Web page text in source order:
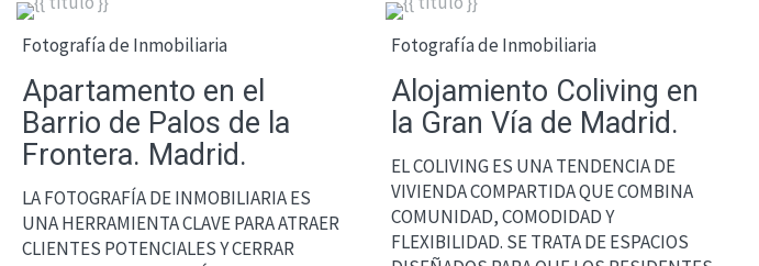
Fotografía de Inmobiliaria
Apartamento en el
Barrio de Palos de la
Frontera. Madrid.
LA FOTOGRAFÍA DE INMOBILIARIA ES
UNA HERRAMIENTA CLAVE PARA ATRAER
CLIENTES POTENCIALES Y CERRAR
Fotografía de Inmobiliaria
Alojamiento Coliving en
la Gran Vía de Madrid.
EL COLIVING ES UNA TENDENCIA DE
VIVIENDA COMPARTIDA QUE COMBINA
COMUNIDAD, COMODIDAD Y
FLEXIBILIDAD. SE TRATA DE ESPACIOS